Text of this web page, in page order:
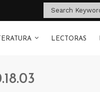
LECTORAS